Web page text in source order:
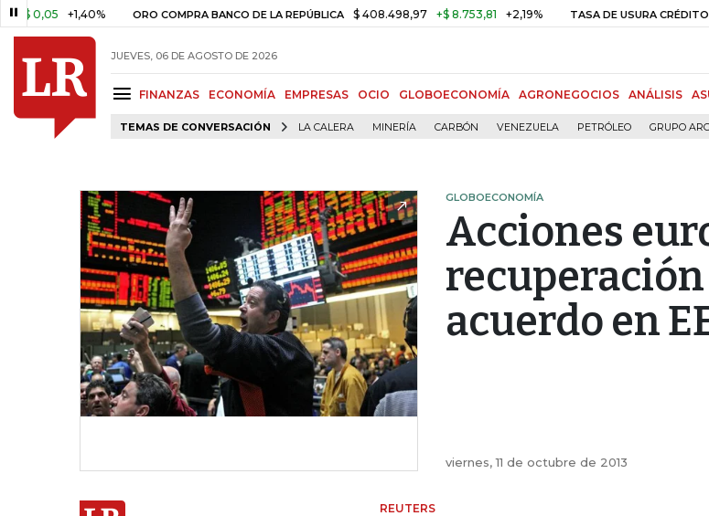
+1,40% ORO COMPRA BANCO DE LA REPÚBLICA $ 408.498,97 +$ 8.753,81 +2,19% TASA DE USURA CRÉDITO
JUEVES, 06 DE AGOSTO DE 2026
FINANZAS ECONOMÍA EMPRESAS OCIO GLOBOECONOMÍA AGRONEGOCIOS ANÁLISIS
TEMAS DE CONVERSACIÓN LA CALERA MINERÍA CARBÓN VENEZUELA PETRÓLEO GRUPO
GLOBOECONOMÍA
Acciones
acuerdo en
viernes, 11 de octubre de 2013
REUTERS